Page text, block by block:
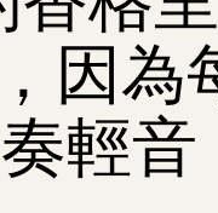
因為
輕音